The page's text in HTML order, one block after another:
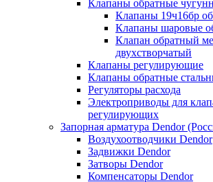
Клапаны обратные
Клапаны 19ч16бр
Клапаны шаровые
Клапан обратный
двухстворчатый
Клапаны регулирующие
Клапаны обратные
Регуляторы расхода
Электроприводы для
регулирующих
Запорная арматура Dendor
Воздухоотводчики Dendor
Задвижки Dendor
Затворы Dendor
Компенсаторы Dendor